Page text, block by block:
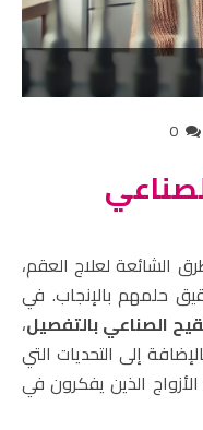
0
الشائعة لعلاج العقم،
حلمهم بالإنجاب. في
الصناعي بالتفصيل،
إلى التحديات التي
الذين يفكرون في